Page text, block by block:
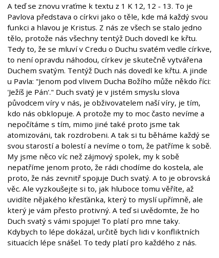
A teď se znovu vraťme k textu z 1 K 12, 12 - 13. To je
Pavlova představa o církvi jako o těle, kde má každý svou
funkci a hlavou je Kristus. Z nás ze všech se stalo jedno
tělo, protože nás všechny tentýž Duch dovedl ke křtu.
Tedy to, že se mluví v Credu o Duchu svatém vedle církve,
to není opravdu náhodou, církev je skutečně vytvářena
Duchem svatým. Tentýž Duch nás dovedl ke křtu. A jinde
u Pavla: "Jenom pod vlivem Ducha Božího může někdo říci:
'Ježíš je Pán'." Duch svatý je v jistém smyslu slova
původcem víry v nás, je obživovatelem naší víry, je tím,
kdo nás obklopuje. A protože my to moc často nevíme a
nepočítáme s tím, mimo jiné také proto jsme tak
atomizováni, tak rozdrobeni. A tak si tu běháme každý se
svou starostí a bolestí a nevíme o tom, že patříme k sobě.
My jsme něco víc než zájmový spolek, my k sobě
nepatříme jenom proto, že rádi chodíme do kostela, ale
proto, že nás zevnitř spojuje Duch svatý. A to je obrovská
věc. Ale vyzkoušejte si to, jak hluboce tomu věříte, až
uvidíte nějakého křesťánka, který to myslí upřímně, ale
který je vám přesto protivný. A teď si uvědomte, že ho
Duch svatý s vámi spojuje! To platí pro mne taky.
Kdybych to lépe dokázal, určitě bych lidi v konfliktních
situacích lépe snášel. To tedy platí pro každého z nás.